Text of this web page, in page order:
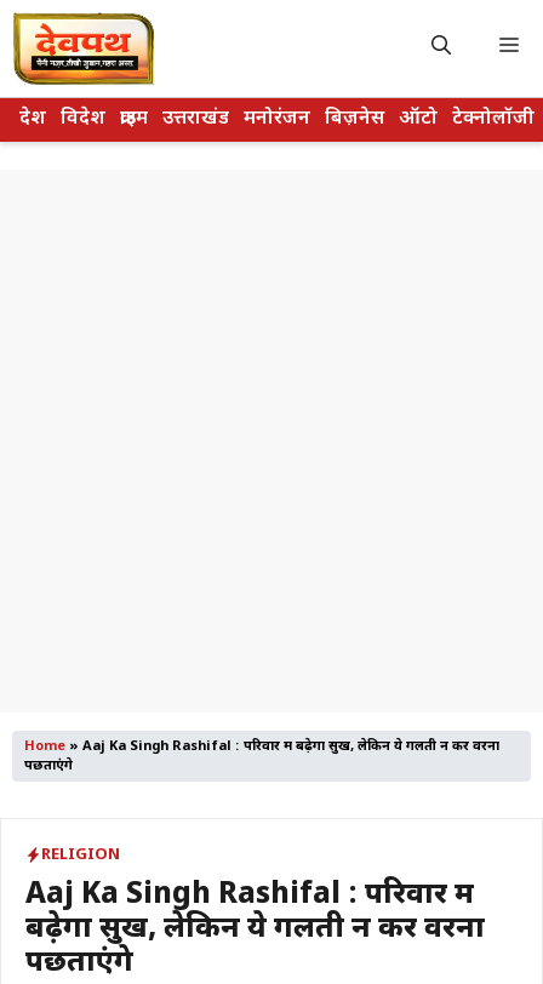
Skip
to
content
देश विदेश क्राइम उत्तराखंड मनोरंजन बिज़नेस ऑटो टेक्नोलॉजी
Home » Aaj Ka Singh Rashifal : परिवार में बढ़ेगा सुख, लेकिन ये गलती न करें वरना
पछताएंगे
RELIGION
Aaj Ka Singh Rashifal : परिवार में
बढ़ेगा सुख, लेकिन ये गलती न करें वरना
पछताएंगे